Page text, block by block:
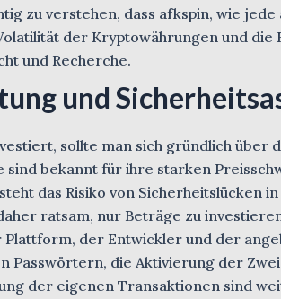
zu verstehen, dass afkspin, wie
der Kryptowährungen und
und Recherche.
und
sollte man sich gründlich über
bekannt für ihre starken
das Risiko von Sicherheitslücken
ratsam, nur Beträge zu
der Entwickler und der
Passwörtern, die Aktivierung der
der eigenen Transaktionen sind